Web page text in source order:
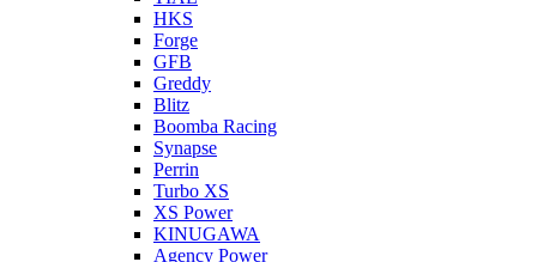
HKS
Forge
GFB
Greddy
Blitz
Boomba Racing
Synapse
Perrin
Turbo XS
XS Power
KINUGAWA
Agency Power